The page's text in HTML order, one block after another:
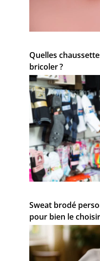
Quelles
bricoler ?
Sweat brodé
pour bien le choisir